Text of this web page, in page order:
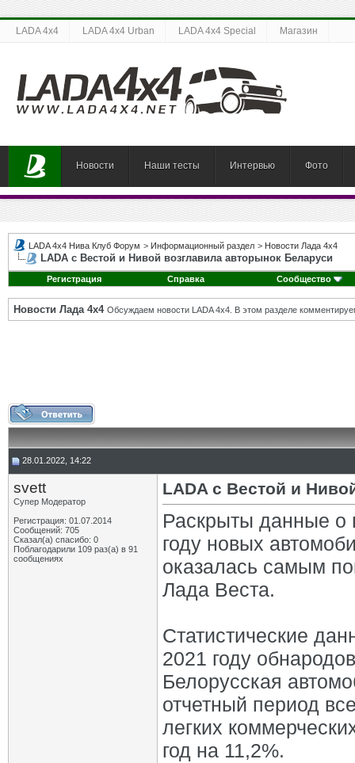
LADA 4x4 LADA 4x4 Urban LADA 4x4 Special Магазин
Новости Наши тесты Интервью Фото
LADA 4x4 Нива Клуб Форум > Информационный раздел > Новости Лада 4х4
LADA с Вестой и Нивой возглавила авторынок Беларуси
Регистрация Справка Сообщество
Новости Лада 4х4 Обсуждаем новости LADA 4x4. В этом разделе
28.01.2022, 14:22
svett
Супер Модератор
Регистрация: 01.07.2014
Сообщений: 705
Сказал(а) спасибо: 0
Поблагодарили 109 раз(а) в 91
сообщениях
LADA с Вестой и
Раскрыты данные о
году новых
оказалась самым
Лада Веста.
Статистические
2021 году
Белорусская
отчетный период
легких
год на 11,2%.